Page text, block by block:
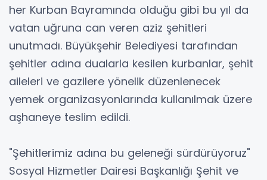
her Kurban Bayramında olduğu gibi bu yıl da
vatan uğruna can veren aziz şehitleri
unutmadı. Büyükşehir Belediyesi tarafından
şehitler adına dualarla kesilen kurbanlar, şehit
aileleri ve gazilere yönelik düzenlenecek
yemek organizasyonlarında kullanılmak üzere
aşhaneye teslim edildi.
"Şehitlerimiz adına bu geleneği sürdürüyoruz"
Sosyal Hizmetler Dairesi Başkanlığı Şehit ve